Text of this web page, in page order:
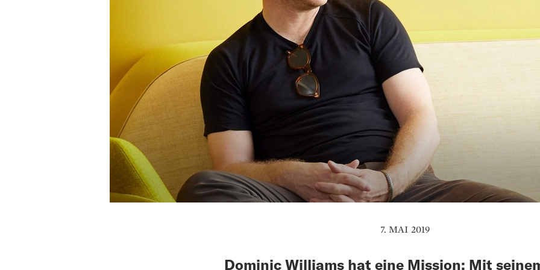
7. MAI 2019
Dominic Williams hat eine Mission: Mit